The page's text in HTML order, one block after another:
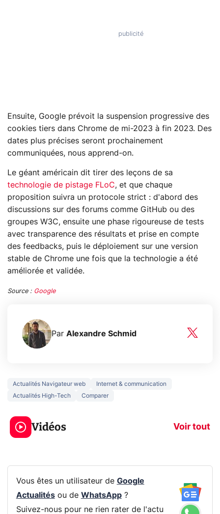
Ensuite, Google prévoit la suspension progressive des
cookies tiers dans Chrome de mi-2023 à fin 2023. Des
dates plus précises seront prochainement
communiquées, nous apprend-on.
Le géant américain dit tirer des leçons de sa
technologie de pistage FLoC, et que chaque
proposition suivra un protocole strict : d'abord des
discussions sur des forums comme GitHub ou des
groupes W3C, ensuite une phase rigoureuse de tests
avec transparence des résultats et prise en compte
des feedbacks, puis le déploiement sur une version
stable de Chrome une fois que la technologie a été
améliorée et validée.
Source : Google
Par Alexandre Schmid
Actualités Navigateur web
Internet & communication
Actualités High-Tech
Comparer
Vidéos Voir tout
5 générations de
jeux dans la
prochaine Xbox !
navigation
Vous êtes un utilisateur de Google
Actualitésou de WhatsApp?
Suivez-nous pour ne rien rater de l'actu